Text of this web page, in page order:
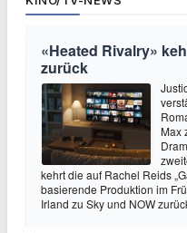
«Heated Rivalry»
zurück
Max
kehrt die auf Rachel Reids
basierende Produktion im
Irland zu Sky und NOW